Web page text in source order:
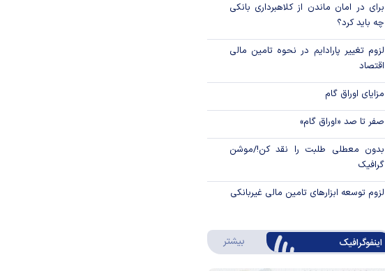
برای در امان ماندن از کلاهبرداری بانکی
چه باید کرد؟
لزوم تغییر پارادایم در نحوه تامین مالی
اقتصاد
مزایای اوراق گام
صفر تا صد «اوراق گام»
بدون معطلی طلبت را نقد کن!/موشن
گرافیک
لزوم توسعه ابزارهای تامین مالی غیربانکی
اینفوگرافیک بیشتر درباره اینفوگرافیک